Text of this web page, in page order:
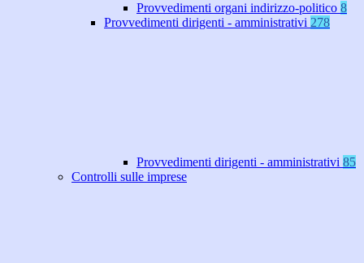
Provvedimenti organi indirizzo-politico 8
Provvedimenti dirigenti - amministrativi 278
Provvedimenti dirigenti - amministrativi 85
Controlli sulle imprese